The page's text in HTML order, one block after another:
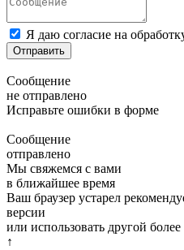
Я даю согласие на
Отправить
Сообщение
не отправлено
Исправьте ошибки в форме
Сообщение
отправлено
Мы свяжемся с вами
в ближайшее время
Ваш браузер устарел
версии
или использовать другой
↑